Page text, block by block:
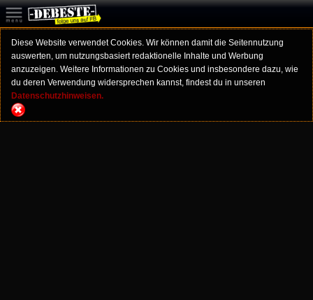
Diese Website verwendet Cookies. Wir können damit die Seitennutzung
auswerten, um nutzungsbasiert redaktionelle Inhalte und Werbung
anzuzeigen. Weitere Informationen zu Cookies und insbesondere dazu, wie
du deren Verwendung widersprechen kannst, findest du in unseren
Datenschutzhinweisen.